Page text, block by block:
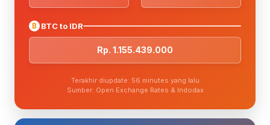
₿ BTC to IDR
Rp. 1.155.439.000
Terakhir diupdate: 56 minutes yang lalu
Sumber: Open Exchange Rates & Indodax